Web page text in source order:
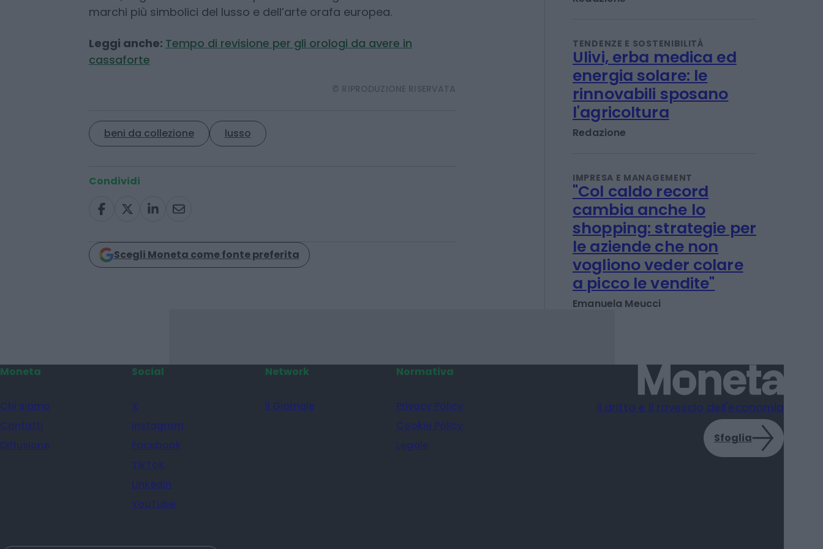
marchi più simbolici del lusso e dell’arte orafa europea.
Leggi anche: Tempo di revisione per gli orologi da avere in
cassaforte
© RIPRODUZIONE RISERVATA
beni da collezione lusso
Condividi
Scegli Moneta come fonte preferita
TENDENZE E SOSTENIBILITÀ
Ulivi, erba medica ed
energia solare: le
rinnovabili sposano
l'agricoltura
Redazione
IMPRESA E MANAGEMENT
"Col caldo record
cambia anche lo
shopping: strategie per
le aziende che non
vogliono veder colare
a picco le vendite"
Emanuela Meucci
Moneta
Chi siamo
Contatti
Diffusione
Social
X
Instagram
Facebook
TikTok
Linkedin
YouTube
Network
il Giornale
Normativa
Privacy Policy
Cookie Policy
Legale
Il dritto e il rovescio dell'economia
Sfoglia